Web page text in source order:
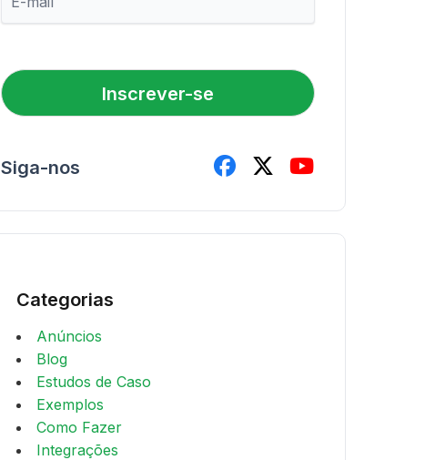
N
o
m
m
l
*
Inscrever-se
Siga-nos
Categorias
Anúncios
Blog
Estudos de Caso
Exemplos
Como Fazer
Integrações